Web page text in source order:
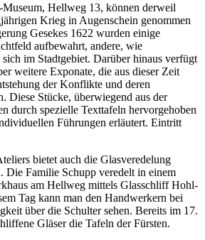
Hellweg 13, können derweil
Krieg in Augenschein genommen
Gesekes 1622 wurden einige
aufbewahrt, andere, wie
im Stadtgebiet. Darüber hinaus verfügt
weitere Exponate, die aus dieser Zeit
der Konflikte und deren
Diese Stücke, überwiegend aus der
durch spezielle Texttafeln hervorgehoben
Führungen erläutert. Eintritt
bietet auch die Glasveredelung
Die Familie Schupp veredelt in einem
am Hellweg mittels Glasschliff Hohl-
Tag kann man den Handwerkern bei
über die Schulter sehen. Bereits im 17.
Gläser die Tafeln der Fürsten.